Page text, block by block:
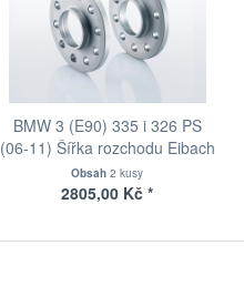
BMW 3 (E90) 335 i 326 PS
(06-11) Šířka rozchodu Eibach
Pro-Spacer S90-2-12-002
System2 Tloušťka 12mm
Obsah2 kusy
2805,00 Kč *